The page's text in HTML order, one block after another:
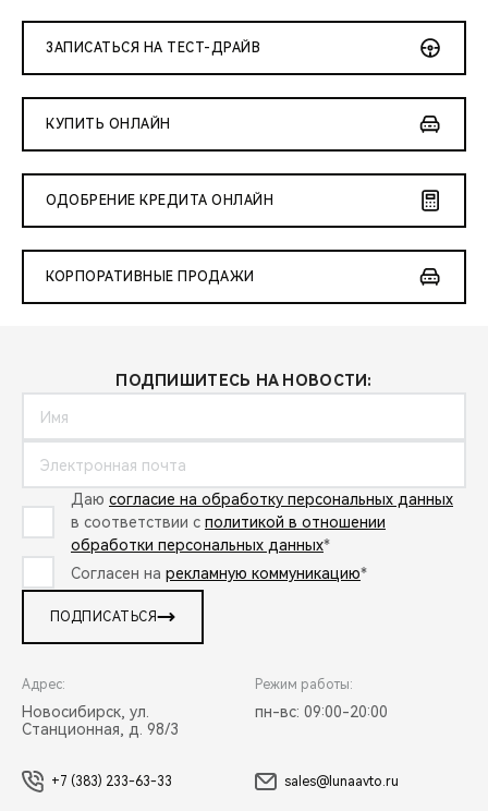
ЗАПИСАТЬСЯ НА ТЕСТ-ДРАЙВ
КУПИТЬ ОНЛАЙН
ОДОБРЕНИЕ КРЕДИТА ОНЛАЙН
КОРПОРАТИВНЫЕ ПРОДАЖИ
ПОДПИШИТЕСЬ НА НОВОСТИ:
Даю согласие на обработку персональных данных
в соответствии с политикой в отношении
обработки персональных данных*
Согласен на рекламную коммуникацию*
ПОДПИСАТЬСЯ
Адрес:
Новосибирск, ул.
Станционная, д. 98/3
Режим работы:
пн-вс: 09:00-20:00
+7 (383) 233-63-33 sales@lunaavto.ru